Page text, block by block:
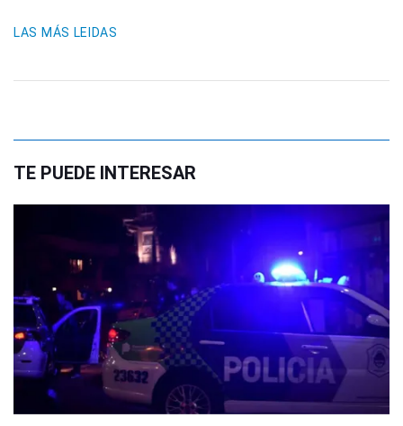
LAS MÁS LEIDAS
TE PUEDE INTERESAR